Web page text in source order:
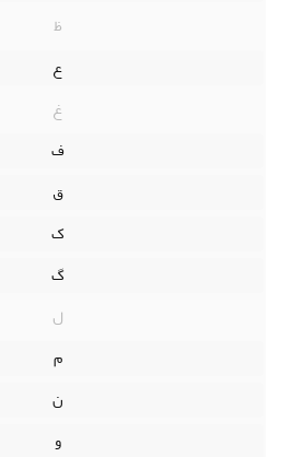
ظ
ع
غ
ف
ق
ک
گ
ل
م
ن
و